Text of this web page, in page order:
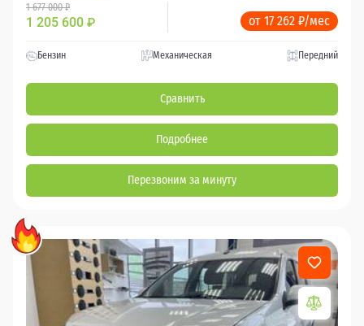
1 677 000 ₽
1 205 600 ₽ от 17 262 ₽/мес
Бензин Механическая Передний
Сравнить
Подробнее
Перезвоним за минуту